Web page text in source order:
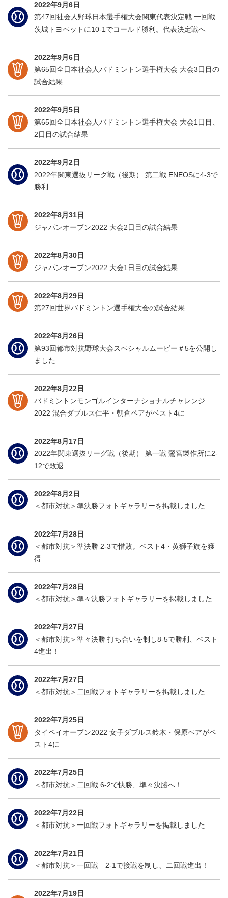
2022年9月6日
第47回社会人野球日本選手権大会関東代表決定戦 一回戦
茨城トヨペットに10-1でコールド勝利。代表決定戦へ
2022年9月6日
第65回全日本社会人バドミントン選手権大会 大会3日目の
試合結果
2022年9月5日
第65回全日本社会人バドミントン選手権大会 大会1日目、
2日目の試合結果
2022年9月2日
2022年関東選抜リーグ戦（後期） 第二戦 ENEOSに4-3で
勝利
2022年8月31日
ジャパンオープン2022 大会2日目の試合結果
2022年8月30日
ジャパンオープン2022 大会1日目の試合結果
2022年8月29日
第27回世界バドミントン選手権大会の試合結果
2022年8月26日
第93回都市対抗野球大会スペシャルムービー＃5を公開し
ました
2022年8月22日
バドミントンモンゴルインターナショナルチャレンジ
2022 混合ダブルス仁平・朝倉ペアがベスト4に
2022年8月17日
2022年関東選抜リーグ戦（後期） 第一戦 鷺宮製作所に2-
12で敗退
2022年8月2日
＜都市対抗＞準決勝フォトギャラリーを掲載しました
2022年7月28日
＜都市対抗＞準決勝 2-3で惜敗。ベスト4・黄獅子旗を獲
得
2022年7月28日
＜都市対抗＞準々決勝フォトギャラリーを掲載しました
2022年7月27日
＜都市対抗＞準々決勝 打ち合いを制し8-5で勝利、ベスト
4進出！
2022年7月27日
＜都市対抗＞二回戦フォトギャラリーを掲載しました
2022年7月25日
タイペイオープン2022 女子ダブルス鈴木・保原ペアがベ
スト4に
2022年7月25日
＜都市対抗＞二回戦 6-2で快勝、準々決勝へ！
2022年7月22日
＜都市対抗＞一回戦フォトギャラリーを掲載しました
2022年7月21日
＜都市対抗＞一回戦 2-1で接戦を制し、二回戦進出！
2022年7月19日